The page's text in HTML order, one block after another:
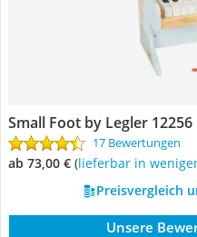
Small Foot by Legler 12256
17 Bewertungen
ab 73,00 € ( Lieferbar in
Preisvergleich
Unsere